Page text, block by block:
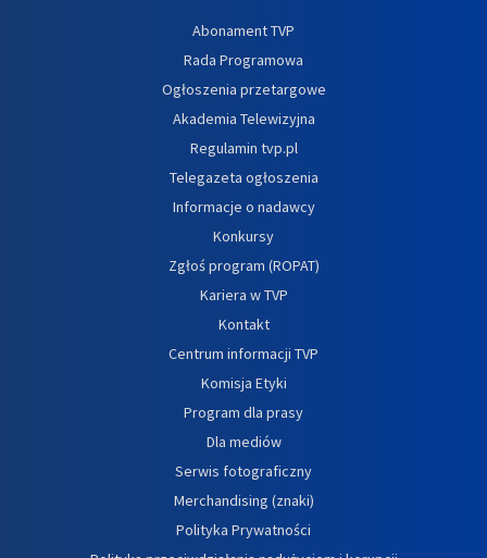
Abonament TVP
Rada Programowa
Ogłoszenia przetargowe
Akademia Telewizyjna
Regulamin tvp.pl
Telegazeta ogłoszenia
Informacje o nadawcy
Konkursy
Zgłoś program (ROPAT)
Kariera w TVP
Kontakt
Centrum informacji TVP
Komisja Etyki
Program dla prasy
Dla mediów
Serwis fotograficzny
Merchandising (znaki)
Polityka Prywatności